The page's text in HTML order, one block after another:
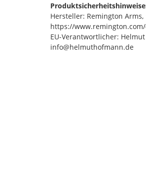
Hersteller: Remington Arms,
https://
EU-Verantwortlicher:
info@helmuthofmann.de